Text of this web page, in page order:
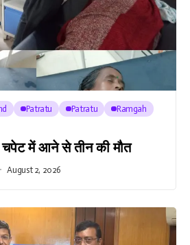
Patratu Patratu
Ramgah
चपेट में आने से तीन की मौत
August 2, 2026